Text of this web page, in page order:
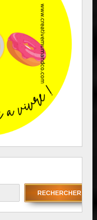
RECHERCHER